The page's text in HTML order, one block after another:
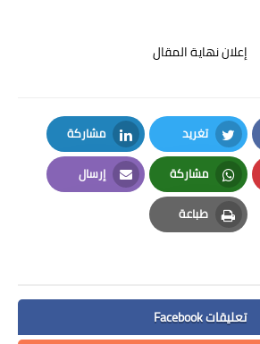
إعلان نهاية المقال
تغريد
Twitter
مشاركة
LinkedIn
مشاركة
Whatsapp
إرسال
Email
طباعة
Print
تعليقات Facebook